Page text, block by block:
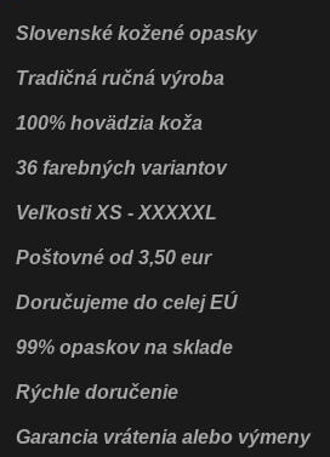
Slovenské kožené opasky
Tradičná ručná výroba
100% hovädzia koža
36 farebných variantov
Veľkosti XS - XXXXXL
Poštovné od 3,50 eur
Doručujeme do celej EÚ
99% opaskov na sklade
Rýchle doručenie
Garancia vrátenia alebo výmeny